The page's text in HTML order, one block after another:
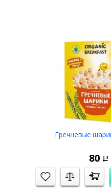
Чем он хорош и
не содержит
не содержит
готовый к
богатый
делает ваш
оказывает
отличный
Состав: сушеная
белого, семена
Крупа для этого
дегидраторах при
Гречневые
80 Р